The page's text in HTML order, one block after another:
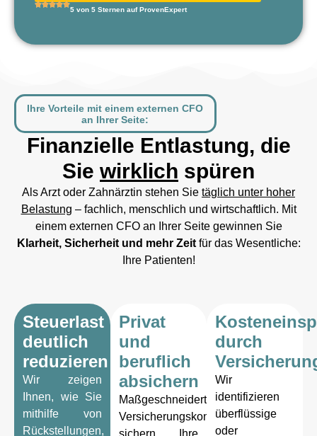
5 von 5 Sternen auf ProvenExpert
Ihre Vorteile mit einem externen CFO
an Ihrer Seite:
Finanzielle Entlastung, die
Sie wirklich spüren
Als Arzt oder Zahnärztin stehen Sie täglich unter hoher
Belastung – fachlich, menschlich und wirtschaftlich. Mit
einem externen CFO an Ihrer Seite gewinnen Sie
Klarheit, Sicherheit und mehr Zeitfür das Wesentliche:
Ihre Patienten!
Steuerlast
deutlich
reduzieren
Wir zeigen
Ihnen, wie Sie
mithilfe von
Rückstellungen,
Privat
und
beruflich
absichern
Maßgeschneiderte
Versicherungskonzepte
durch
Wir
identifizieren
überflüssige
oder